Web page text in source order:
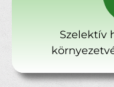
Szelektív